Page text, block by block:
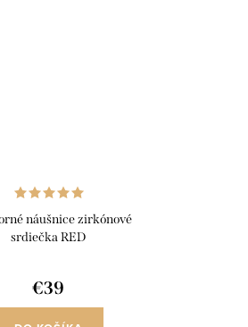
náušnice zirkónové
srdiečka RED
€39